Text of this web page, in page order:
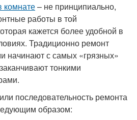
комнате– не принципиально,
работы в той
кажется более удобной в
Традиционно ремонт
начинают с самых «грязных»
тонкими
последовательность ремонта
образом: